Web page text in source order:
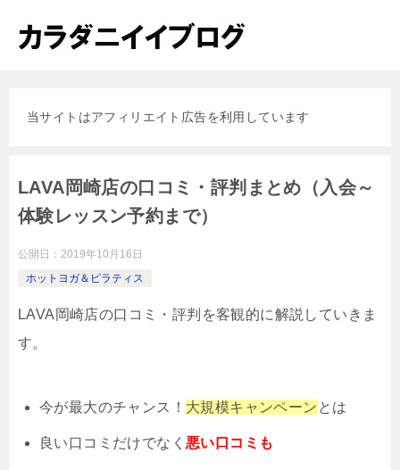
当サイトはアフィリエイト広告を利用しています
LAVA岡崎店の口コミ・評判まとめ（入会～
体験レッスン予約まで）
公開日： 2019年10月16日
ホットヨガ＆ピラティス
LAVA岡崎店の口コミ・評判を客観的に解説していきま
す。
今が最大のチャンス！ 大規模キャンペーン とは
良い口コミだけでなく 悪い口コミも